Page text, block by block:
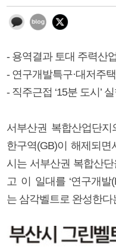
- 용역결과 토대 주력산
- 연구개발특구·대저주
- 직주근접 ‘15분 도시’
서부산권 복합산업단
한구역(GB)이 해제되
시는 서부산권 복합산
고 이 일대를 ‘연구개발
는 삼각벨트로 완성한다